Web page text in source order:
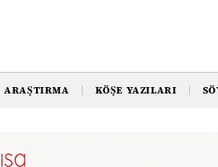
ARAŞTIRMA KÖŞE YAZILARI